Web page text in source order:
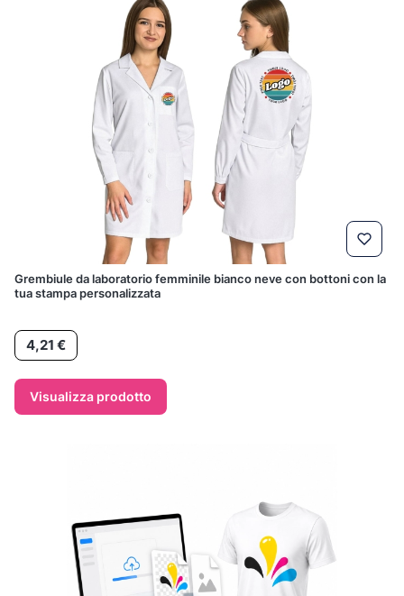
Grembiule da laboratorio femminile bianco neve con bottoni con la
tua stampa personalizzata
Prezzo
4,21 €
Visualizza prodotto